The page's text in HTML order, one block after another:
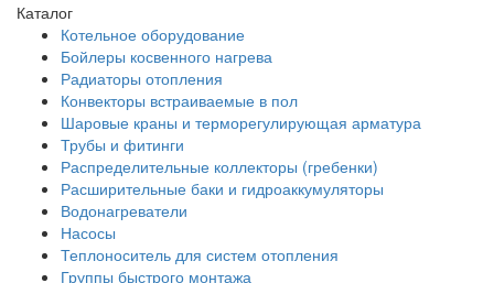
Каталог
Котельное оборудование
Бойлеры косвенного нагрева
Радиаторы отопления
Конвекторы встраиваемые в пол
Шаровые краны и терморегулирующая арматура
Трубы и фитинги
Распределительные коллекторы (гребенки)
Расширительные баки и гидроаккумуляторы
Водонагреватели
Насосы
Теплоноситель для систем отопления
Группы быстрого монтажа